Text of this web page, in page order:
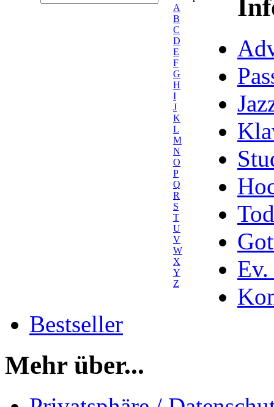
A
B
C
D
E
F
G
H
I
J
K
L
M
N
O
P
Q
R
S
T
U
V
W
X
Y
Z
Ev.
Bestseller
Mehr über...